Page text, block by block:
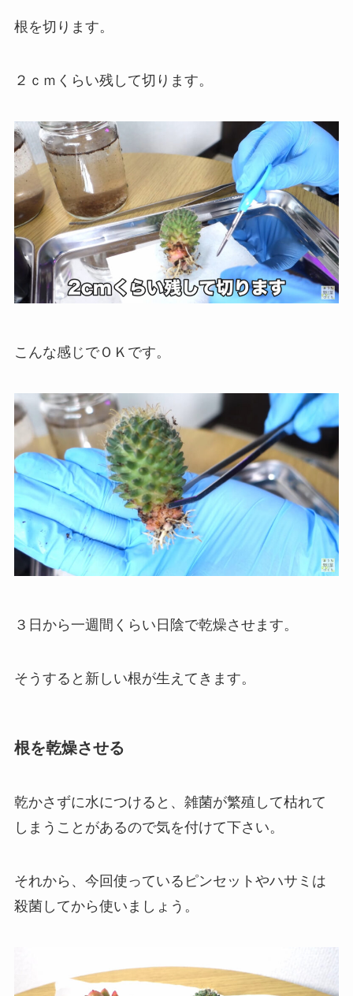
根を切ります。
２ｃｍくらい残して切ります。
こんな感じでＯＫです。
３日から一週間くらい日陰で乾燥させます。
そうすると新しい根が生えてきます。
根を乾燥させる
乾かさずに水につけると、雑菌が繁殖して枯れて
しまうことがあるので気を付けて下さい。
それから、今回使っているピンセットやハサミは
殺菌してから使いましょう。